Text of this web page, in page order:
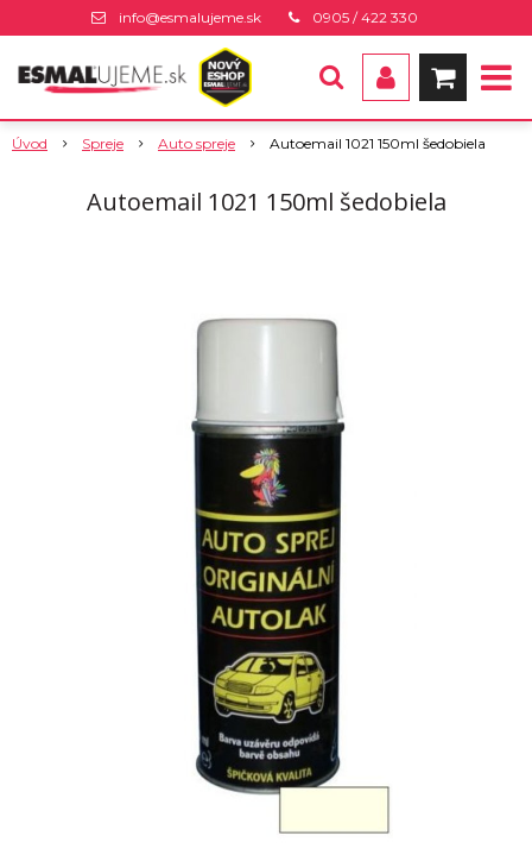
info@esmalujeme.sk 0905 / 422 330
Úvod Spreje Auto spreje Autoemail 1021 150ml šedobiela
Autoemail 1021 150ml šedobiela